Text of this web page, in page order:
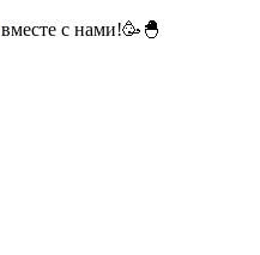
вместе с нами!🥳🐣